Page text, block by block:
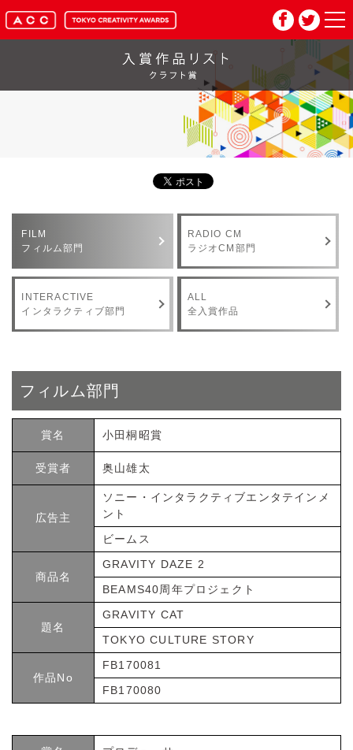
HOME
2026年審査委員紹介
FILM
フィルム部門
RADIO CM
ラジオCM部門
INTERACTIVE
インタラクティブ部門
ALL
全入賞作品
フィルム部門
賞名 小田桐昭賞
受賞者 奥山雄太
広告主
ソニー・インタラクティブエンタテインメ
ント
ビームス
商品名
GRAVITY DAZE 2
BEAMS40周年プロジェクト
題名
GRAVITY CAT
TOKYO CULTURE STORY
作品No
FB170081
FB170080